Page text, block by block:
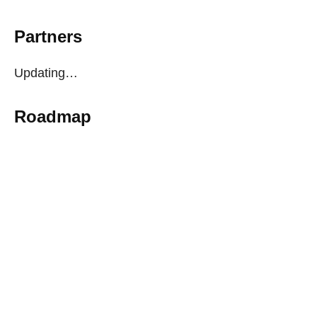
Partners
Updating…
Roadmap